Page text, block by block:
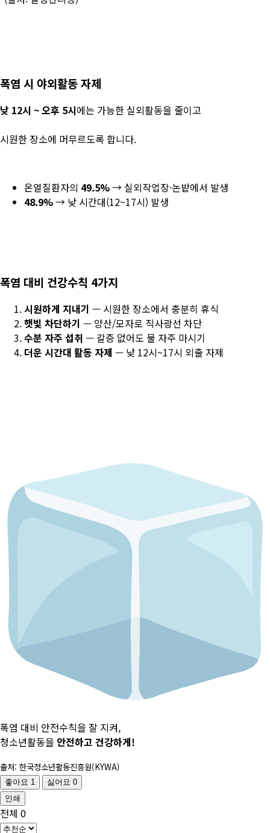
폭염 시 야외활동 자제
낮 12시 ~ 오후 5시에는 가능한 실외활동을 줄이고
시원한 장소에 머무르도록 합니다.
온열질환자의 49.5%→ 실외작업장·논밭에서 발생
48.9%→ 낮 시간대(12~17시) 발생
폭염 대비 건강수칙 4가지
시원하게 지내기 — 시원한 장소에서 충분히 휴식
햇빛 차단하기 — 양산/모자로 직사광선 차단
수분 자주 섭취 — 갈증 없어도 물 자주 마시기
더운 시간대 활동 자제 — 낮 12시~17시 외출 자제
폭염 대비 안전수칙을 잘 지켜,
청소년활동을 안전하고 건강하게!
출처: 한국청소년활동진흥원(KYWA)
좋아요 1 싫어요 0
인쇄
전체 0